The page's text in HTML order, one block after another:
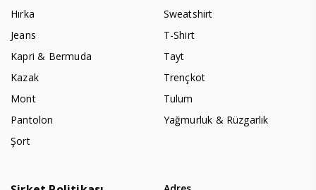
Hırka
Jeans
Kapri & Bermuda
Kazak
Mont
Pantolon
Şort
Sweatshirt
T-Shirt
Tayt
Trençkot
Tulum
Yağmurluk & Rüzgarlık